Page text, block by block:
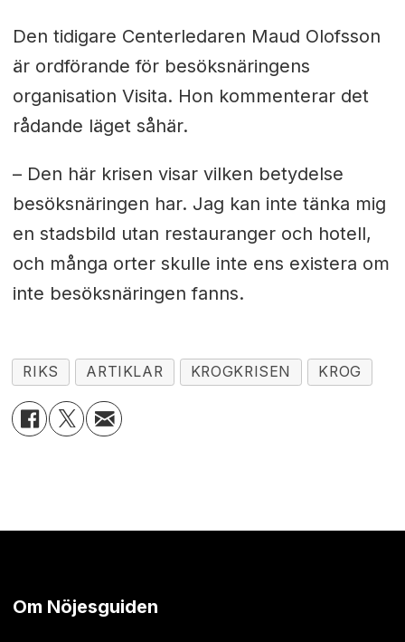
Den tidigare Centerledaren Maud Olofsson
är ordförande för besöksnäringens
organisation Visita. Hon kommenterar det
rådande läget såhär.
– Den här krisen visar vilken betydelse
besöksnäringen har. Jag kan inte tänka mig
en stadsbild utan restauranger och hotell,
och många orter skulle inte ens existera om
inte besöksnäringen fanns.
RIKS ARTIKLAR KROGKRISEN KROG
Om Nöjesguiden